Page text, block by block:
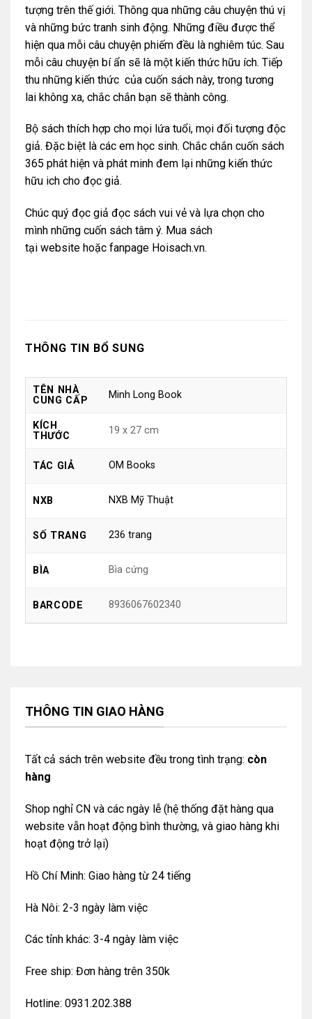
tượng trên thế giới. Thông qua những câu chuyện thú vị
và những bức tranh sinh động. Những điều được thể
hiện qua mỗi câu chuyện phiếm đều là nghiêm túc. Sau
mỗi câu chuyện bí ẩn sẽ là một kiến thức hữu ích. Tiếp
thu những kiến thức của cuốn sách này, trong tương
lai không xa, chắc chắn bạn sẽ thành công.
Bộ sách thích hợp cho mọi lứa tuổi, mọi đối tượng độc
giả. Đặc biệt là các em học sinh. Chắc chắn cuốn sách
365 phát hiện và phát minh đem lại những kiến thức
hữu ich cho đọc giả.
Chúc quý đọc giả đọc sách vui vẻ và lựa chọn cho
mình những cuốn sách tâm ý. Mua sách
tại websitehoặc fanpage Hoisach.vn.
THÔNG TIN BỔ SUNG
TÊN NHÀ
CUNG CẤP
Minh Long Book
KÍCH
THƯỚC
19 x 27 cm
TÁC GIẢ OM Books
NXB NXB Mỹ Thuật
SỐ TRANG 236 trang
BÌA Bìa cứng
BARCODE 8936067602340
THÔNG TIN GIAO HÀNG
Tất cả sách trên website đều trong tình trạng: còn
hàng
Shop nghỉ CN và các ngày lễ (hệ thống đặt hàng qua
website vẫn hoạt động bình thường, và giao hàng khi
hoạt động trở lại)
Hồ Chí Minh: Giao hàng từ 24 tiếng
Hà Nôi: 2-3 ngày làm việc
Các tỉnh khác: 3-4 ngày làm việc
Free ship: Đơn hàng trên 350k
Hotline: 0931.202.388